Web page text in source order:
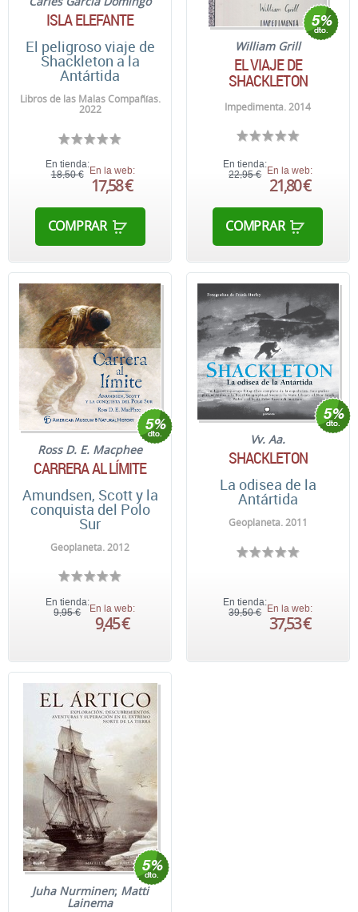
ISLA ELEFANTE
El peligroso viaje de
Shackleton a la
Antártida
Libros de las Malas Compañías.
2022
En tienda:
18,50 € En la web:
17,58 €
COMPRAR
William Grill
EL VIAJE DE
SHACKLETON
Impedimenta. 2014
En tienda:
22,95 €
En la web:
21,80 €
COMPRAR
Ross D. E. Macphee
CARRERA AL LÍMITE
Amundsen, Scott y la
conquista del Polo
Sur
Geoplaneta. 2012
En tienda:
9,95 €
En la web:
9,45 €
Vv. Aa.
SHACKLETON
La odisea de la
Antártida
Geoplaneta. 2011
En tienda:
39,50 €
En la web:
37,53 €
Juha Nurminen; Matti
Lainema